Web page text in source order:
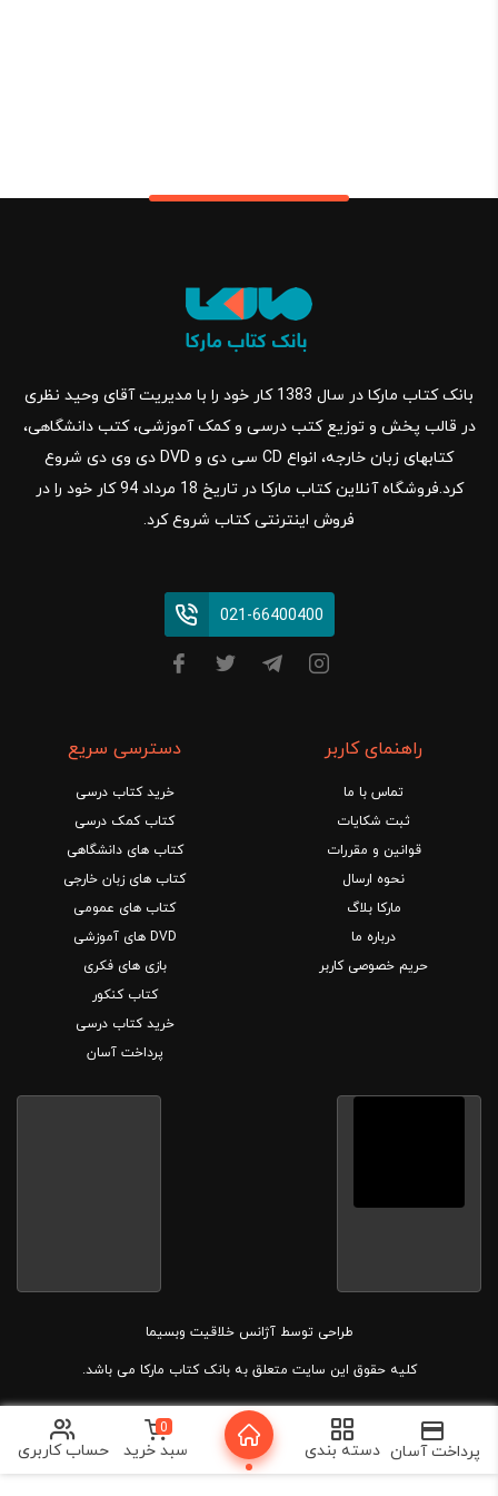
بانک کتاب مارکا در سال 1383 کار خود را با مدیریت آقای وحید نظری
در قالب پخش و توزیع کتب درسی و کمک آموزشی، کتب دانشگاهی،
کتابهای زبان خارجه، انواع CD سی دی و DVD دی وی دی شروع
کرد.فروشگاه آنلاین کتاب مارکا در تاریخ 18 مرداد 94 کار خود را در
فروش اینترنتی کتاب شروع کرد.
021-66400400
راهنمای کاربر
تماس با ما
ثبت شکایات
قوانین و مقررات
نحوه ارسال
مارکا بلاگ
درباره ما
حریم خصوصی کاربر
دسترسی سریع
خرید کتاب درسی
کتاب کمک درسی
کتاب های دانشگاهی
کتاب های زبان خارجی
کتاب های عمومی
DVD های آموزشی
بازی های فکری
کتاب کنکور
خرید کتاب درسی
پرداخت آسان
طراحی توسطآژانس خلاقیت وبسیما
کلیه حقوق این سایت متعلق به بانک کتاب مارکا می باشد.
پرداخت آسان دسته بندی
0
سبد خرید حساب کاربری